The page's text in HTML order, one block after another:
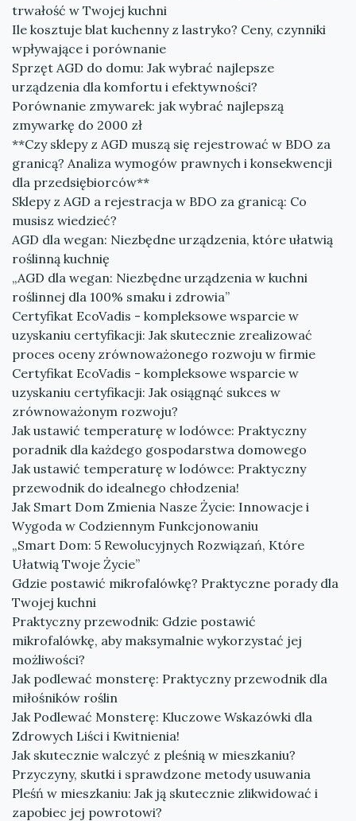
trwałość w Twojej kuchni
Ile kosztuje blat kuchenny z lastryko? Ceny, czynniki
wpływające i porównanie
Sprzęt AGD do domu: Jak wybrać najlepsze
urządzenia dla komfortu i efektywności?
Porównanie zmywarek: jak wybrać najlepszą
zmywarkę do 2000 zł
**Czy sklepy z AGD muszą się rejestrować w BDO za
granicą? Analiza wymogów prawnych i konsekwencji
dla przedsiębiorców**
Sklepy z AGD a rejestracja w BDO za granicą: Co
musisz wiedzieć?
AGD dla wegan: Niezbędne urządzenia, które ułatwią
roślinną kuchnię
„AGD dla wegan: Niezbędne urządzenia w kuchni
roślinnej dla 100% smaku i zdrowia”
Certyfikat EcoVadis - kompleksowe wsparcie w
uzyskaniu certyfikacji: Jak skutecznie zrealizować
proces oceny zrównoważonego rozwoju w firmie
Certyfikat EcoVadis - kompleksowe wsparcie w
uzyskaniu certyfikacji: Jak osiągnąć sukces w
zrównoważonym rozwoju?
Jak ustawić temperaturę w lodówce: Praktyczny
poradnik dla każdego gospodarstwa domowego
Jak ustawić temperaturę w lodówce: Praktyczny
przewodnik do idealnego chłodzenia!
Jak Smart Dom Zmienia Nasze Życie: Innowacje i
Wygoda w Codziennym Funkcjonowaniu
„Smart Dom: 5 Rewolucyjnych Rozwiązań, Które
Ułatwią Twoje Życie”
Gdzie postawić mikrofalówkę? Praktyczne porady dla
Twojej kuchni
Praktyczny przewodnik: Gdzie postawić
mikrofalówkę, aby maksymalnie wykorzystać jej
możliwości?
Jak podlewać monsterę: Praktyczny przewodnik dla
miłośników roślin
Jak Podlewać Monsterę: Kluczowe Wskazówki dla
Zdrowych Liści i Kwitnienia!
Jak skutecznie walczyć z pleśnią w mieszkaniu?
Przyczyny, skutki i sprawdzone metody usuwania
Pleśń w mieszkaniu: Jak ją skutecznie zlikwidować i
zapobiec jej powrotowi?